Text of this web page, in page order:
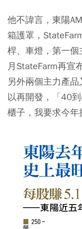
他不諱言，東陽
箱護罩，
桿、車燈，第一
月StateFarm再宣
另外兩個主力產
以再開發，「40
櫃子，我要求今年